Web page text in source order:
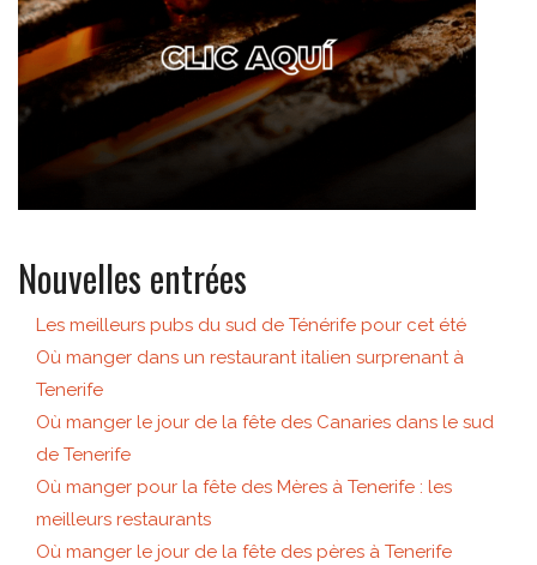
Nouvelles entrées
Les meilleurs pubs du sud de Ténérife pour cet été
Où manger dans un restaurant italien surprenant à
Tenerife
Où manger le jour de la fête des Canaries dans le sud
de Tenerife
Où manger pour la fête des Mères à Tenerife : les
meilleurs restaurants
Où manger le jour de la fête des pères à Tenerife